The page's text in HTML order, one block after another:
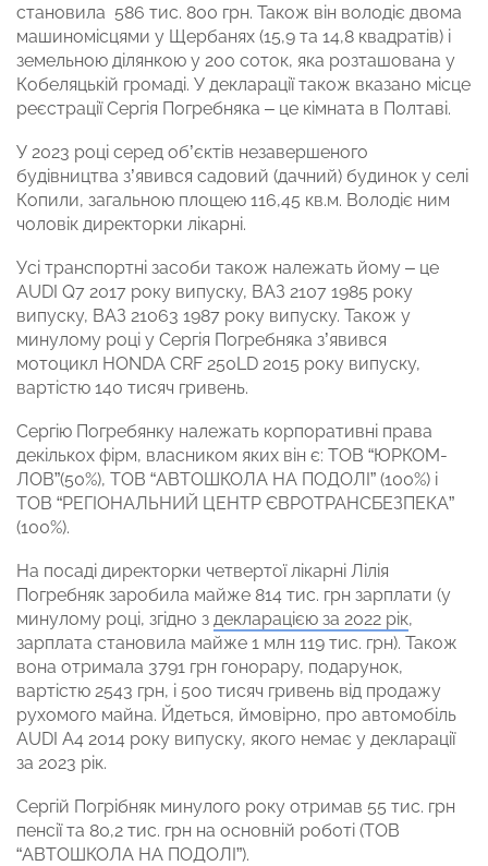
становила 586 тис. 800 грн. Також він володіє двома
машиномісцями у Щербанях (15,9 та 14,8 квадратів) і
земельною ділянкою у 200 соток, яка розташована у
Кобеляцькій громаді. У декларації також вказано місце
реєстрації Сергія Погребняка – це кімната в Полтаві.
У 2023 році серед об’єктів незавершеного
будівництва з’явився садовий (дачний) будинок у селі
Копили, загальною площею 116,45 кв.м. Володіє ним
чоловік директорки лікарні.
Усі транспортні засоби також належать йому – це
АUDI Q7 2017 року випуску, ВАЗ 2107 1985 року
випуску, ВАЗ 21063 1987 року випуску. Також у
минулому році у Сергія Погребняка з’явився
мотоцикл HONDA CRF 250LD 2015 року випуску,
вартістю 140 тисяч гривень.
Сергію Погребянку належать корпоративні права
декількох фірм, власником яких він є: ТОВ “ЮРКОМ-
ЛОВ”(50%), ТОВ “АВТОШКОЛА НА ПОДОЛІ” (100%) і
ТОВ “РЕГІОНАЛЬНИЙ ЦЕНТР ЄВРОТРАНСБЕЗПЕКА”
(100%).
На посаді директорки четвертої лікарні Лілія
Погребняк заробила майже 814 тис. грн зарплати (у
минулому році, згідно з декларацією за 2022 рік,
зарплата становила майже 1 млн 119 тис. грн). Також
вона отримала 3791 грн гонорару, подарунок,
вартістю 2543 грн, і 500 тисяч гривень від продажу
рухомого майна. Йдеться, ймовірно, про автомобіль
AUDI A4 2014 року випуску, якого немає у декларації
за 2023 рік.
Сергій Погрібняк минулого року отримав 55 тис. грн
пенсії та 80,2 тис. грн на основній роботі (ТОВ
“АВТОШКОЛА НА ПОДОЛІ”).